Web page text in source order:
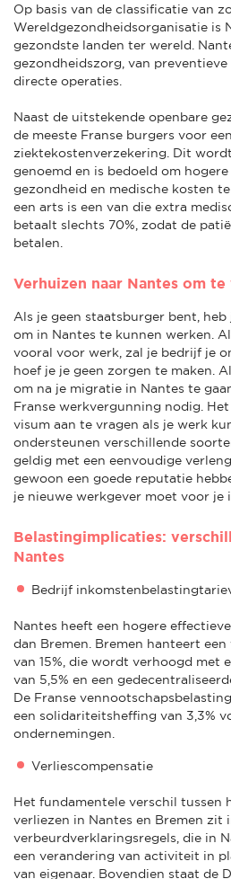
Op basis van de classificatie van
Wereldgezondheidsorganisatie is
gezondste landen ter wereld.
gezondheidszorg, van
directe operaties.
Naast de uitstekende openbare
de meeste Franse burgers voor
ziektekostenverzekering. Dit
genoemd en is bedoeld om
gezondheid en medische kosten
een arts is een van die extra
betaalt slechts 70%, zodat de
betalen.
Verhuizen naar Nantes om te
Als je geen staatsburger bent,
om in Nantes te kunnen werken.
vooral voor werk, zal je bedrijf je
hoef je je geen zorgen te maken.
om na je migratie in Nantes te
Franse werkvergunning nodig.
visum aan te vragen als je werk
ondersteunen verschillende
geldig met een eenvoudige
gewoon een goede reputatie
je nieuwe werkgever moet voor je
Belastingimplicaties:
Nantes
Bedrijf
Nantes heeft een hogere
dan Bremen. Bremen hanteert
van 15%, die wordt verhoogd met
van 5,5% en een
De Franse
een solidariteitsheffing van 3,3%
ondernemingen.
Verliescompensatie
Het fundamentele verschil tussen
verliezen in Nantes en Bremen zit
verbeurdverklaringsregels, die in
een verandering van activiteit in
van eigenaar. Bovendien staat de